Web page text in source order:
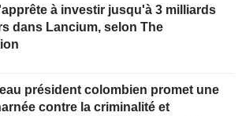
à investir jusqu'à 3 milliards
dans Lancium, selon The
président colombien promet une
contre la criminalité et